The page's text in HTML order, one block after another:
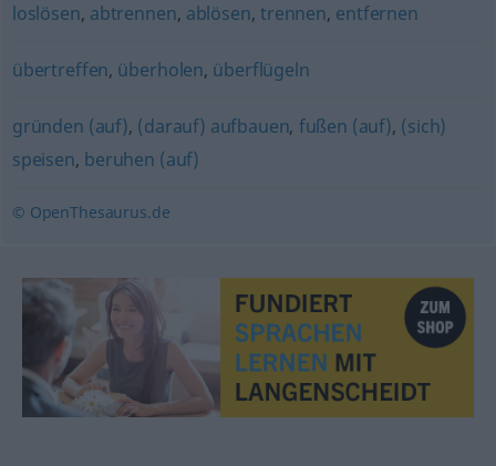
loslösen, abtrennen, ablösen, trennen, entfernen
übertreffen, überholen, überflügeln
gründen (auf), (darauf) aufbauen, fußen (auf), (sich)
speisen, beruhen (auf)
© OpenThesaurus.de